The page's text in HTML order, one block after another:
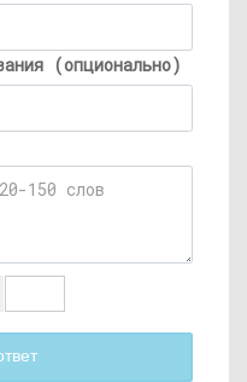
(опционально)